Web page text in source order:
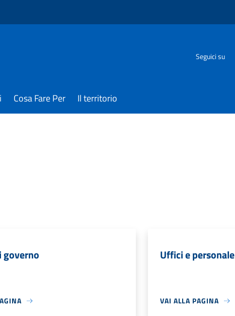
Seguici su
Cosa Fare Per Il territorio
governo Uffici e personale
VAI ALLA PAGINA